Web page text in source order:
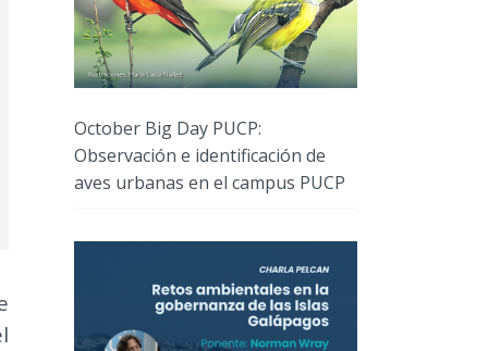
October Big Day PUCP:
Observación e identificación de
aves urbanas en el campus PUCP